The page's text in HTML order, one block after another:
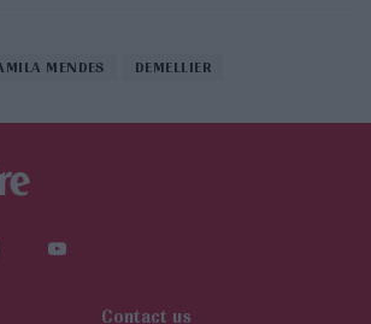
MENDES DEMELLIER
Contact us